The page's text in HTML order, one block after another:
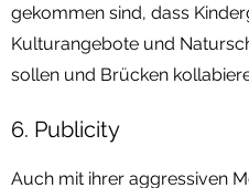
gekommen sind, dass
Kulturangebote und
sollen und Brücken
6. Publicity
Auch mit ihrer aggressiven